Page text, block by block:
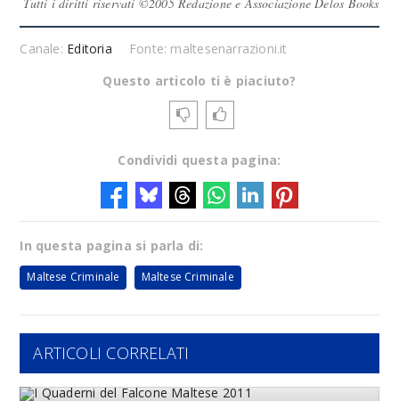
Canale: Editoria
Fonte: maltesenarrazioni.it
Questo articolo ti è piaciuto?
Condividi questa pagina:
In questa pagina si parla di:
Maltese Criminale Maltese Criminale
ARTICOLI CORRELATI